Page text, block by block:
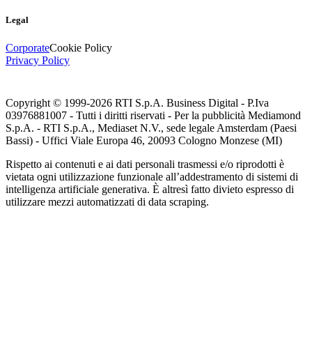
Legal
CorporateCookie Policy
Privacy Policy
Copyright © 1999-2026 RTI S.p.A. Business Digital - P.Iva
03976881007 - Tutti i diritti riservati - Per la pubblicità Mediamond
S.p.A. - RTI S.p.A., Mediaset N.V., sede legale Amsterdam (Paesi
Bassi) - Uffici Viale Europa 46, 20093 Cologno Monzese (MI)
Rispetto ai contenuti e ai dati personali trasmessi e/o riprodotti è
vietata ogni utilizzazione funzionale all’addestramento di sistemi di
intelligenza artificiale generativa. È altresì fatto divieto espresso di
utilizzare mezzi automatizzati di data scraping.